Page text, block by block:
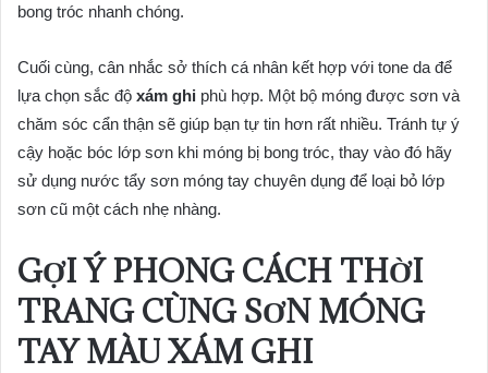
bong tróc nhanh chóng.
Cuối cùng, cân nhắc sở thích cá nhân kết hợp với tone da để
lựa chọn sắc độ xám ghi phù hợp. Một bộ móng được sơn và
chăm sóc cẩn thận sẽ giúp bạn tự tin hơn rất nhiều. Tránh tự ý
cậy hoặc bóc lớp sơn khi móng bị bong tróc, thay vào đó hãy
sử dụng nước tẩy sơn móng tay chuyên dụng để loại bỏ lớp
sơn cũ một cách nhẹ nhàng.
GỢI Ý PHONG CÁCH THỜI
TRANG CÙNG SƠN MÓNG
TAY MÀU XÁM GHI